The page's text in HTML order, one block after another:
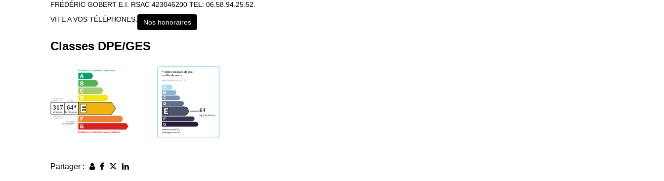
FRÉDÉRIC GOBERT E.I. RSAC 423046200 TEL: 06.58.94.25.52.
VITE A VOS TÉLÉPHONES.
Nos honoraires
Classes DPE/GES
Partager :